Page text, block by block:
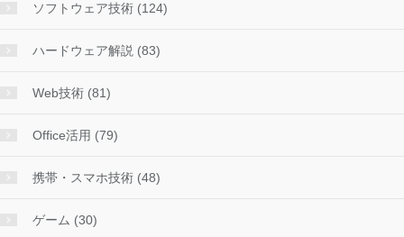
ソフトウェア技術 (124)
ハードウェア解説 (83)
Web技術 (81)
Office活用 (79)
携帯・スマホ技術 (48)
ゲーム (30)